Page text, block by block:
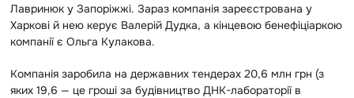
Лавринюк у Запоріжжі. Зараз компанія зареєстрована у
Харкові й нею керує Валерій Дудка, а кінцевою бенефіціаркою
компанії є Ольга Кулакова.
Компанія заробила на державних тендерах 20,6 млн грн (з
яких 19,6 — це гроші за будівництво ДНК-лабораторії в